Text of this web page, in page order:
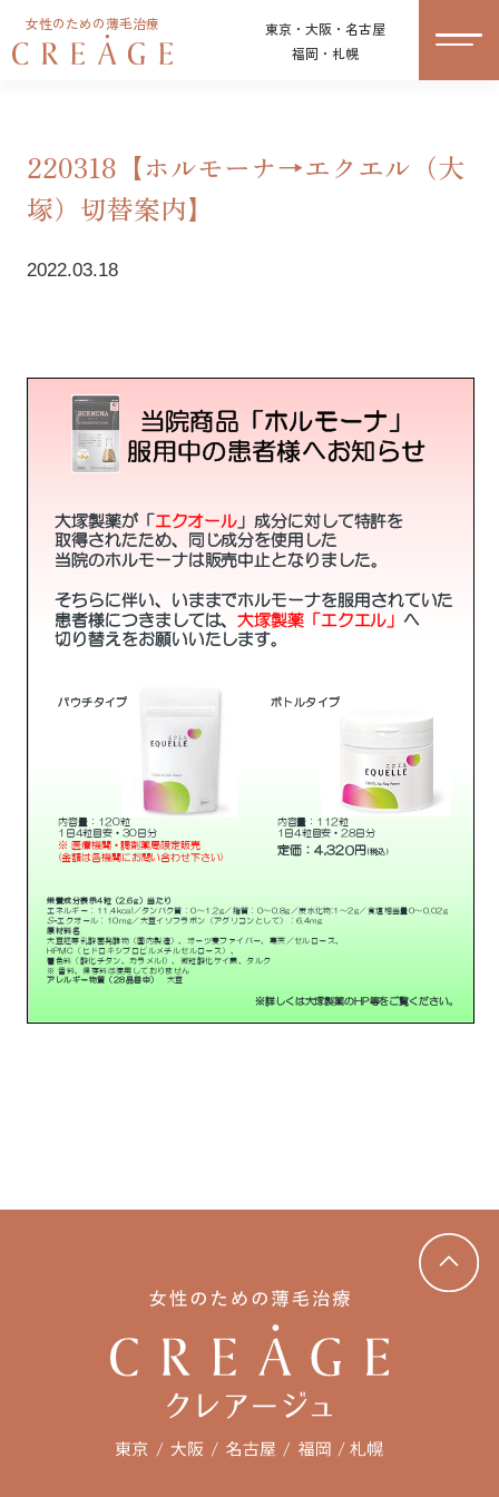
女性のための薄毛治療
東京・大阪・名古屋
福岡・札幌
220318【ホルモーナ→エクエル（大
塚）切替案内】
2022.03.18